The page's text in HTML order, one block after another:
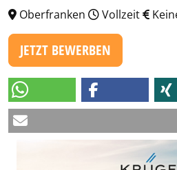
Oberfranken
Vollzeit
JETZT BEWERBEN